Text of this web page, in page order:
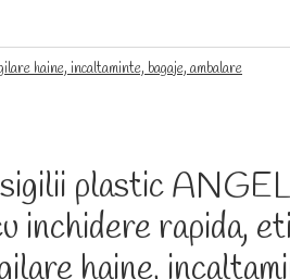
haine, incaltaminte, bagaje, ambalare
plastic
inchidere rapida,